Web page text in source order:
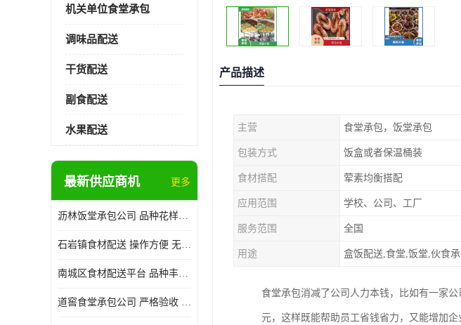
机关单位食堂承包
调味品配送
干货配送
副食配送
水果配送
最新供应商机 更多
沥林饭堂承包公司 品种花样丰富 提高员工饮食质量
石岩镇食材配送 操作方便 无需亲自管理
南城区食材配送平台 品种丰富 配送时间较短
道窖食堂承包公司 严格验收 维持供膳品质稳定
产品描述
主营 食堂承包，饭堂承包
包装方式 饭盒或者保温桶装
食材搭配 荤素均衡搭配
应用范围 学校、公司、工厂
服务范围 全国
用途 盒饭配送,食堂,饭堂,伙食
食堂承包消减了公司人力本钱，比如有一家
元，这样既能帮助员工省钱省力，又能增加